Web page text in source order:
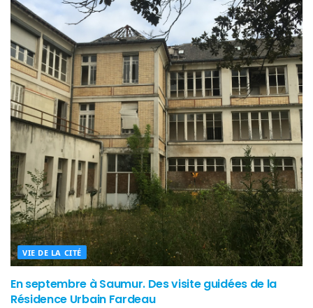
VIE DE LA CITÉ
En septembre à Saumur. Des visite guidées de la
Résidence Urbain Fardeau